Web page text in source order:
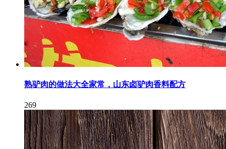
熟驴肉的做法大全家常，山东卤驴肉香料配方
269